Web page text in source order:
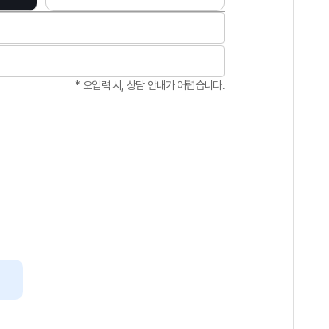
* 오입력 시, 상담 안내가 어렵습니다.